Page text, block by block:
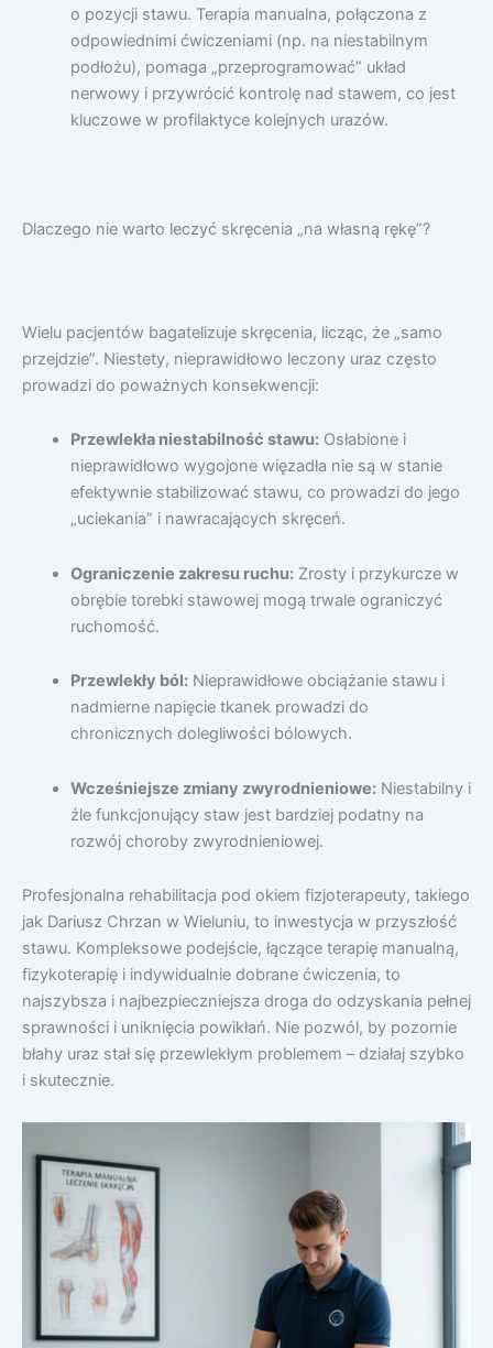
o pozycji stawu. Terapia manualna, połączona z
odpowiednimi ćwiczeniami (np. na niestabilnym
podłożu), pomaga „przeprogramować” układ
nerwowy i przywrócić kontrolę nad stawem, co jest
kluczowe w profilaktyce kolejnych urazów.
Dlaczego nie warto leczyć skręcenia „na własną rękę”?
Wielu pacjentów bagatelizuje skręcenia, licząc, że „samo
przejdzie”. Niestety, nieprawidłowo leczony uraz często
prowadzi do poważnych konsekwencji:
Przewlekła niestabilność stawu:Osłabione i
nieprawidłowo wygojone więzadła nie są w stanie
efektywnie stabilizować stawu, co prowadzi do jego
„uciekania” i nawracających skręceń.
Ograniczenie zakresu ruchu:Zrosty i przykurcze w
obrębie torebki stawowej mogą trwale ograniczyć
ruchomość.
Przewlekły ból:Nieprawidłowe obciążanie stawu i
nadmierne napięcie tkanek prowadzi do
chronicznych dolegliwości bólowych.
Wcześniejsze zmiany zwyrodnieniowe:Niestabilny i
źle funkcjonujący staw jest bardziej podatny na
rozwój choroby zwyrodnieniowej.
Profesjonalna rehabilitacja pod okiem fizjoterapeuty, takiego
jak Dariusz Chrzan w Wieluniu, to inwestycja w przyszłość
stawu. Kompleksowe podejście, łączące terapię manualną,
fizykoterapię i indywidualnie dobrane ćwiczenia, to
najszybsza i najbezpieczniejsza droga do odzyskania pełnej
sprawności i uniknięcia powikłań. Nie pozwól, by pozornie
błahy uraz stał się przewlekłym problemem – działaj szybko
i skutecznie.